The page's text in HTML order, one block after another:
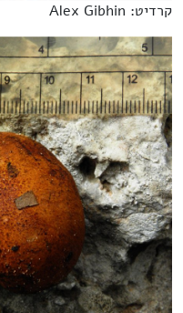
קרדיט: Alex Gibhin